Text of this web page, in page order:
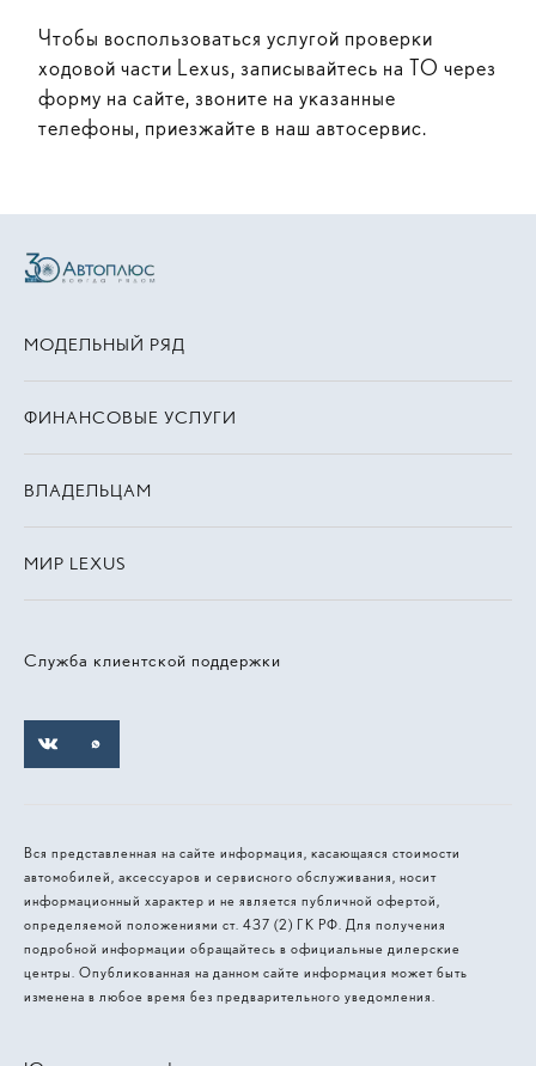
Чтобы воспользоваться услугой проверки
ходовой части Lexus, записывайтесь на ТО через
форму на сайте, звоните на указанные
телефоны, приезжайте в наш автосервис.
Служба клиентской поддержки
МОДЕЛЬНЫЙ РЯД
ФИНАНСОВЫЕ УСЛУГИ
ВЛАДЕЛЬЦАМ
МИР LEXUS
Вся представленная на сайте информация, касающаяся стоимости
автомобилей, аксессуаров и сервисного обслуживания, носит
информационный характер и не является публичной офертой,
определяемой положениями ст. 437 (2) ГК РФ. Для получения
подробной информации обращайтесь в официальные дилерские
центры. Опубликованная на данном сайте информация может быть
изменена в любое время без предварительного уведомления.